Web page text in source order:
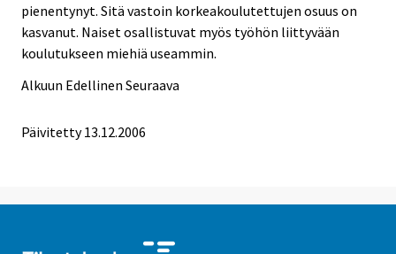
pienentynyt. Sitä vastoin korkeakoulutettujen osuus on
kasvanut. Naiset osallistuvat myös työhön liittyvään
koulutukseen miehiä useammin.
Alkuun Edellinen Seuraava
Päivitetty13.12.2006